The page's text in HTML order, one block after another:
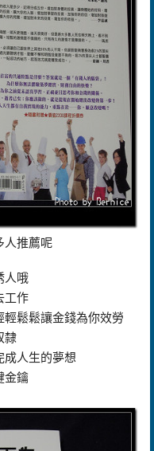
人推薦呢
人哦
工作
鬆鬆讓金錢為你效勞
隸
成人生的夢想
金鑰